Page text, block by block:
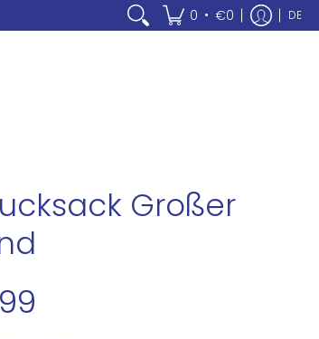
0 • €0 DE
Großer